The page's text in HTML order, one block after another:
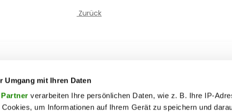
Umgang mit Ihren Daten
Partner verarbeiten Ihre persönlichen Daten, wie z. B. Ihre IP-
um Informationen auf Ihrem Gerät zu speichern und
Zurück
Footer Top Menu
politik
reise